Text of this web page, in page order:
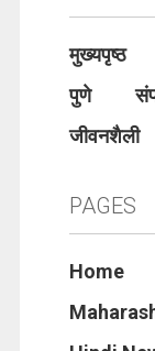
मुख्यपृष्ठ
पुणे
जीवनशैली
PAGES
Home